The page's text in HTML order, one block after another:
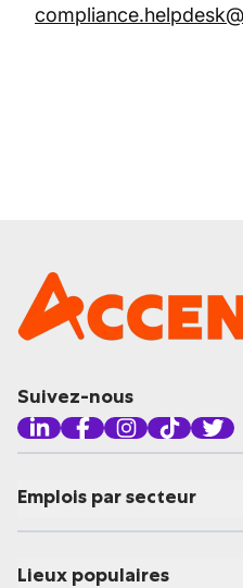
Suivez-nous
Emplois par secteur
Lieux populaires